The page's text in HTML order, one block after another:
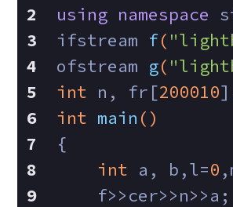
using namespace
ifstream f(
ofstream g(
int n, fr[200010
int main ()
{
int a, b,l=0
    f>>cer>>n>>a;